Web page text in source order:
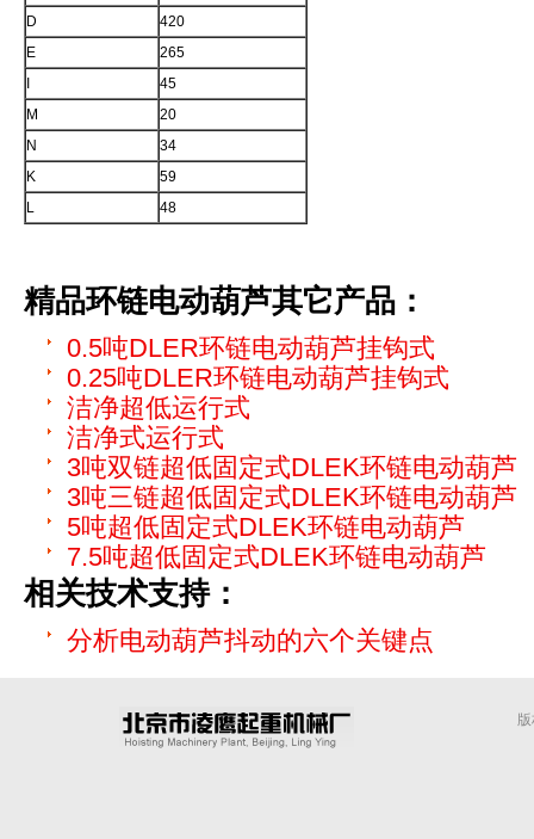
D
420
E
265
45
M
20
N
34
K
59
L
48
精品环链电动葫芦其它产品：
0.5吨DLER环链电动葫芦挂钩式
0.25吨DLER环链电动葫芦挂钩式
洁净超低运行式
洁净式运行式
3吨双链超低固定式DLEK环链电动葫芦
3吨三链超低固定式DLEK环链电动葫芦
5吨超低固定式DLEK环链电动葫芦
7.5吨超低固定式DLEK环链电动葫芦
相关技术支持：
分析电动葫芦抖动的六个关键点